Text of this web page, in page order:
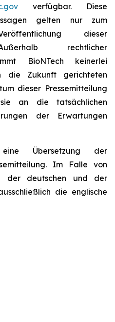
verfügbar. Diese
gelten nur zum
dieser
rechtlicher
BioNTech keinerlei
die Zukunft gerichteten
dieser Pressemitteilung
an die tatsächlichen
der Erwartungen
Übersetzung der
Im Falle von
der deutschen und der
die englische